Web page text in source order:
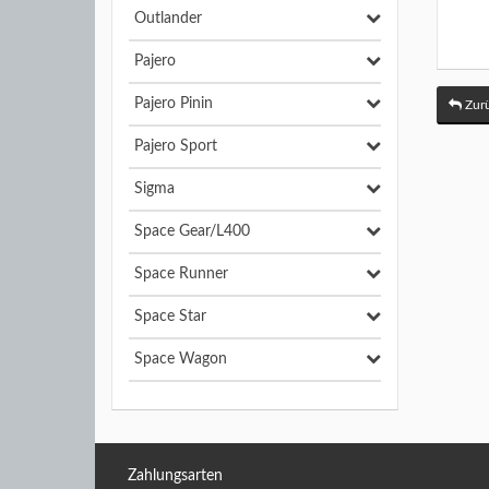
Outlander
Pajero
Pajero Pinin
Pajero Sport
Sigma
Space Gear/L400
Space Runner
Space Star
Space Wagon
Zahlungsarten